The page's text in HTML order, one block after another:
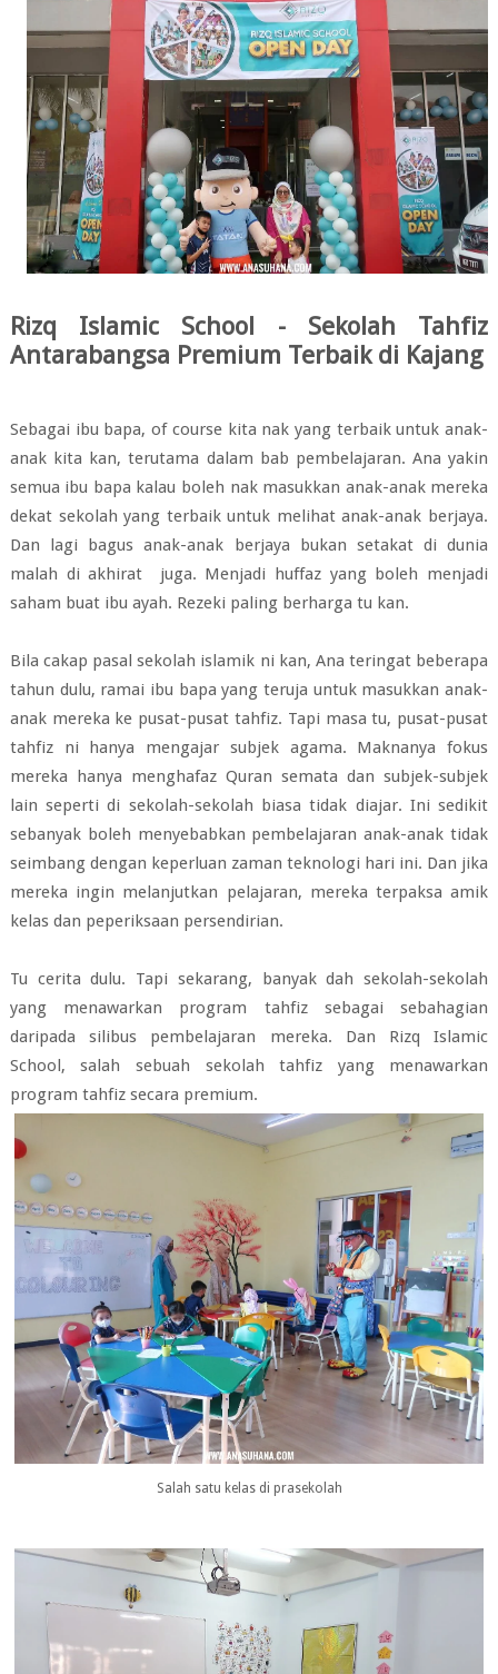
Rizq Islamic School - Sekolah Tahfiz
Antarabangsa Premium Terbaik di Kajang
Sebagai ibu bapa, of course kita nak yang terbaik untuk anak-
anak kita kan, terutama dalam bab pembelajaran. Ana yakin
semua ibu bapa kalau boleh nak masukkan anak-anak mereka
dekat sekolah yang terbaik untuk melihat anak-anak berjaya.
Dan lagi bagus anak-anak berjaya bukan setakat di dunia
malah di akhirat juga. Menjadi huffaz yang boleh menjadi
saham buat ibu ayah. Rezeki paling berharga tu kan.
Bila cakap pasal sekolah islamik ni kan, Ana teringat beberapa
tahun dulu, ramai ibu bapa yang teruja untuk masukkan anak-
anak mereka ke pusat-pusat tahfiz. Tapi masa tu, pusat-pusat
tahfiz ni hanya mengajar subjek agama. Maknanya fokus
mereka hanya menghafaz Quran semata dan subjek-subjek
lain seperti di sekolah-sekolah biasa tidak diajar. Ini sedikit
sebanyak boleh menyebabkan pembelajaran anak-anak tidak
seimbang dengan keperluan zaman teknologi hari ini. Dan jika
mereka ingin melanjutkan pelajaran, mereka terpaksa amik
kelas dan peperiksaan persendirian.
Tu cerita dulu. Tapi sekarang, banyak dah sekolah-sekolah
yang menawarkan program tahfiz sebagai sebahagian
daripada silibus pembelajaran mereka. Dan Rizq Islamic
School, salah sebuah sekolah tahfiz yang menawarkan
program tahfiz secara premium.
Salah satu kelas di prasekolah